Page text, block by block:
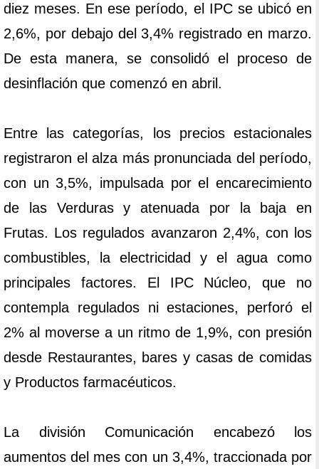
diez meses. En ese período, el IPC se ubicó en
2,6%, por debajo del 3,4% registrado en marzo.
De esta manera, se consolidó el proceso de
desinflación que comenzó en abril.
Entre las categorías, los precios estacionales
registraron el alza más pronunciada del período,
con un 3,5%, impulsada por el encarecimiento
de las Verduras y atenuada por la baja en
Frutas. Los regulados avanzaron 2,4%, con los
combustibles, la electricidad y el agua como
principales factores. El IPC Núcleo, que no
contempla regulados ni estaciones, perforó el
2% al moverse a un ritmo de 1,9%, con presión
desde Restaurantes, bares y casas de comidas
y Productos farmacéuticos.
La división Comunicación encabezó los
aumentos del mes con un 3,4%, traccionada por